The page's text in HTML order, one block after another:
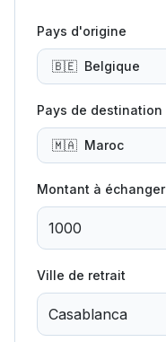
Pays d'origine
🇧🇪 Belgique
Pays de destination
🇲🇦 Maroc
Montant à échanger
Ville de retrait